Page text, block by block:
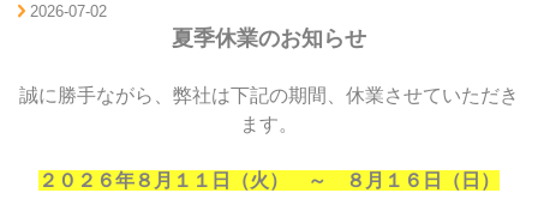
2026-07-02
夏季休業のお知らせ
誠に勝手ながら、弊社は下記の期間、休業させていただき
ます。
２０２６年８月１１日（火） ～ ８月１６日（日）